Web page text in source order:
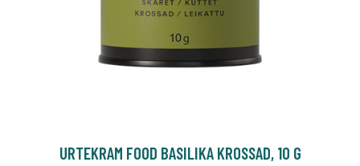
URTEKRAM FOOD BASILIKA KROSSAD, 10 G